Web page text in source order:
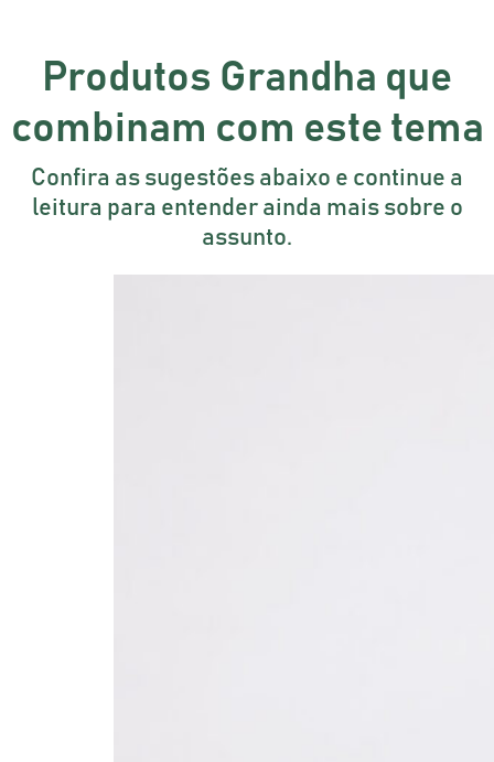
Produtos Grandha que
combinam com este tema
Confira as sugestões abaixo e continue a
leitura para entender ainda mais sobre o
assunto.